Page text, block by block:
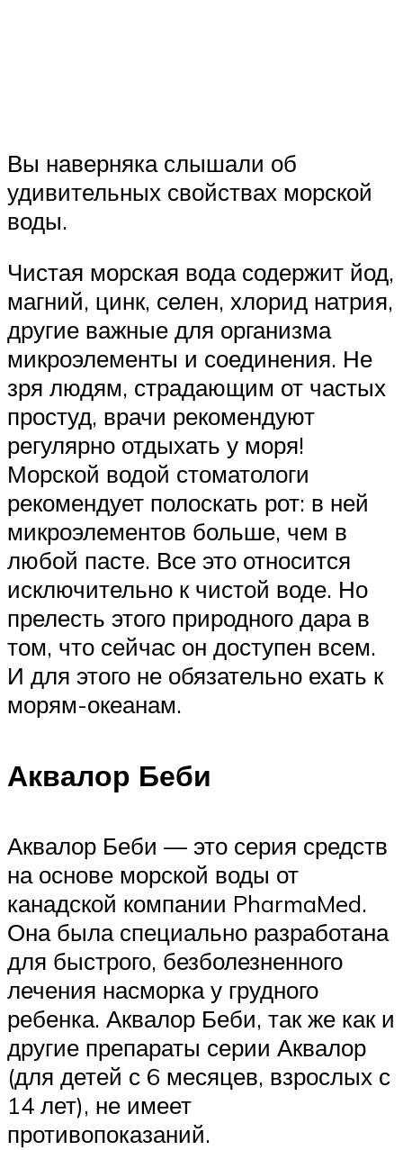
Вы наверняка слышали об
удивительных свойствах морской
воды.
Чистая морская вода содержит йод,
магний, цинк, селен, хлорид натрия,
другие важные для организма
микроэлементы и соединения. Не
зря людям, страдающим от частых
простуд, врачи рекомендуют
регулярно отдыхать у моря!
Морской водой стоматологи
рекомендует полоскать рот: в ней
микроэлементов больше, чем в
любой пасте. Все это относится
исключительно к чистой воде. Но
прелесть этого природного дара в
том, что сейчас он доступен всем.
И для этого не обязательно ехать к
морям-океанам.
Аквалор Беби
Аквалор Беби — это серия средств
на основе морской воды от
канадской компании PharmaMed.
Она была специально разработана
для быстрого, безболезненного
лечения насморка у грудного
ребенка. Аквалор Беби, так же как и
другие препараты серии Аквалор
(для детей с 6 месяцев, взрослых с
14 лет), не имеет
противопоказаний.